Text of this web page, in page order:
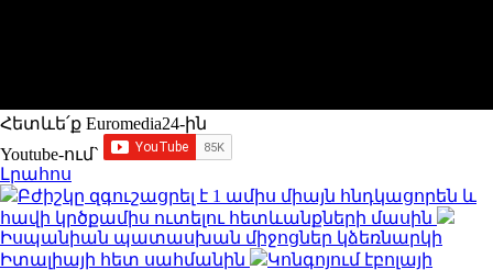
Հետևե՛ք Euromedia24-ին
Youtube-ում`
Լրահոս
Բժիշկը զգուշացրել է 1 ամիս միայն հնդկացորեն և
հավի կրծքամիս ուտելու հետևանքների մասին
Իսպանիան պատասխան միջոցներ կձեռնարկի
Իտալիայի հետ սահմանին
Կոնգոյում էբոլայի